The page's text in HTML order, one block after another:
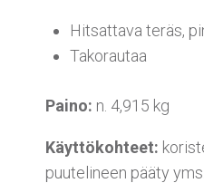
Hitsattava teräs,
Takorautaa
Paino: n. 4,915 kg
Käyttökohteet:
puutelineen pääty yms.